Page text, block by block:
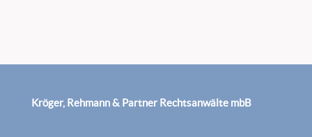
Kröger, Rehmann & Partner Rechtsanwälte mbB